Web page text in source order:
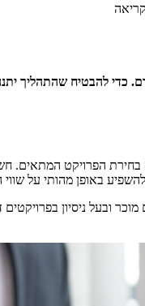
להבטיח שהתהליך
הפרויקט המתאים.
באופן מהותי על
ובעל ניסיון